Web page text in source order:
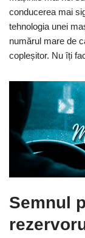
conducerea mai
tehnologia unei
numărul mare de
copleșitor. Nu îți
Semnul